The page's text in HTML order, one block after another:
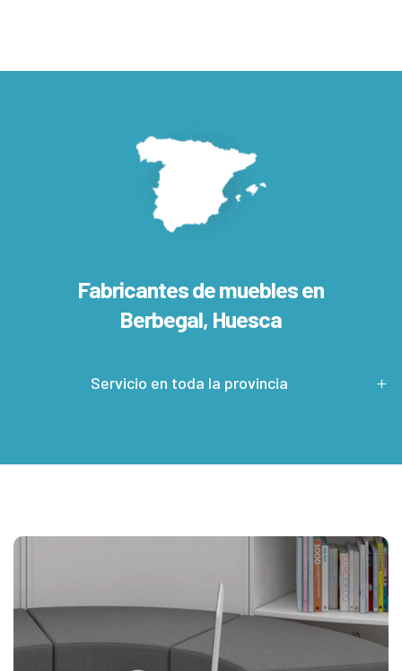
Fabricantes de muebles en
Berbegal, Huesca
Servicio en toda la provincia